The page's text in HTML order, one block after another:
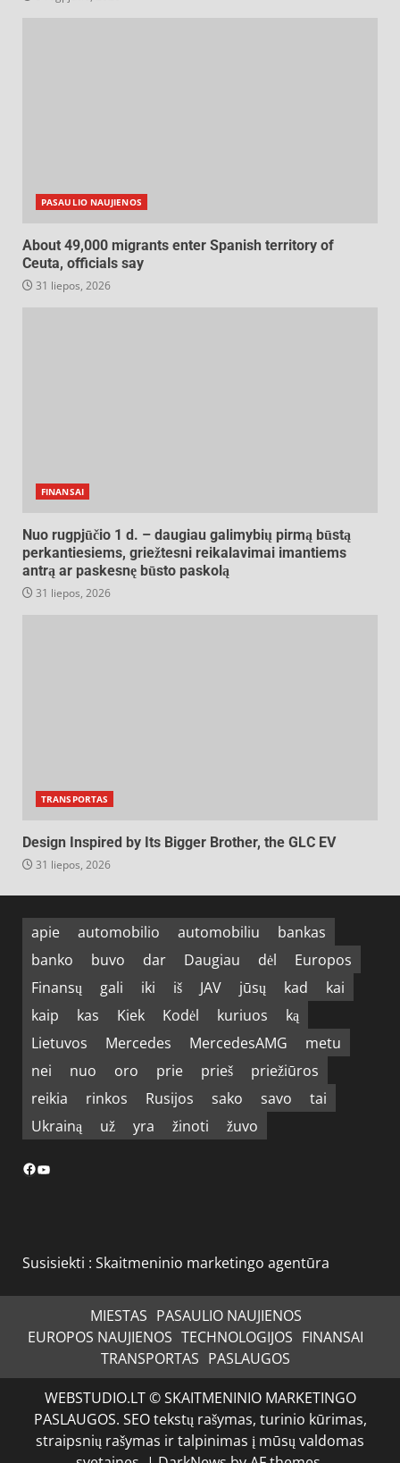
PASAULIO NAUJIENOS
About 49,000 migrants enter Spanish territory of
Ceuta, officials say
31 liepos, 2026
FINANSAI
Nuo rugpjūčio 1 d. – daugiau galimybių pirmą būstą
perkantiesiems, griežtesni reikalavimai imantiems
antrą ar paskesnę būsto paskolą
31 liepos, 2026
TRANSPORTAS
Design Inspired by Its Bigger Brother, the GLC EV
31 liepos, 2026
apie automobilio automobiliu
bankas
banko
buvo dar Daugiau dėl
Europos
Finansų
gali iki iš JAV jūsų kad
kai
kaip
kas Kiek Kodėl kuriuos
ką
Lietuvos
Mercedes MercedesAMG
metu
nei
nuo oro prie prieš
priežiūros
reikia
rinkos Rusijos sako savo
tai
Ukrainą
už yra žinoti žuvo
Facebook
YouTube
Susisiekti : Skaitmeninio marketingo agentūra
MIESTAS PASAULIO NAUJIENOS
EUROPOS NAUJIENOS TECHNOLOGIJOS FINANSAI
TRANSPORTAS PASLAUGOS
WEBSTUDIO.LT © SKAITMENINIO MARKETINGO
PASLAUGOS. SEO tekstų rašymas, turinio kūrimas,
straipsnių rašymas ir talpinimas į mūsų valdomas